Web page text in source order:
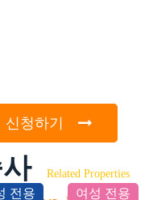
신청하기
Related Properties
전용 여성 전용